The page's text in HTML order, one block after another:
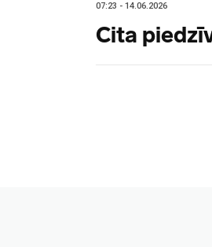
07:23 - 14.06.2026
Cita